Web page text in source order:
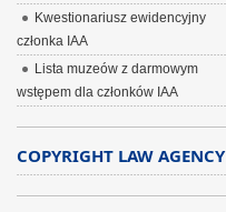
Kwestionariusz ewidencyjny
członka IAA
Lista muzeów z darmowym
wstępem dla członków IAA
COPYRIGHT LAW AGENCY